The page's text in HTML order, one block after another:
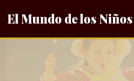
El Mundo de los Niños